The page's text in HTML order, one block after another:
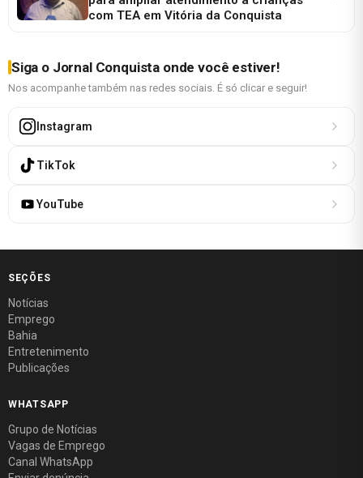
com TEA em Vitória da Conquista
Siga o Jornal Conquista onde você estiver!
Nos acompanhe também nas redes sociais. É só clicar e seguir!
Instagram
TikTok
YouTube
SEÇÕES
Notícias
Emprego
Bahia
Entretenimento
Publicações
WHATSAPP
Grupo de Notícias
Vagas de Emprego
Canal WhatsApp